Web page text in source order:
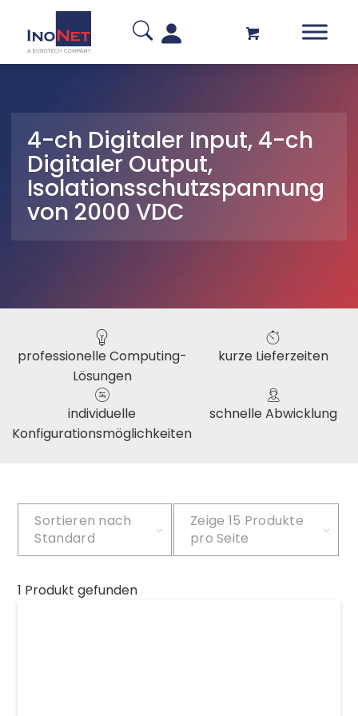
4-ch Digitaler Input, 4-ch
Digitaler Output,
Isolationsschutzspannung
von 2000 VDC
professionelle Computing-
Lösungen
kurze Lieferzeiten
individuelle
Konfigurationsmöglichkeiten
schnelle Abwicklung
Sortieren nach
Standard
Zeige 15 Produkte
pro Seite
1 Produkt gefunden